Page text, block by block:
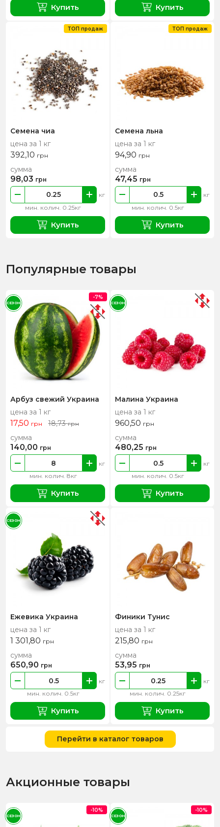
Купить Купить
Семена чиа
цена за 1 кг
392,10 грн
мин. колич. 0.25кг
кг
сумма
98,03 грн
Купить
ТОП продаж
Семена льна
цена за 1 кг
94,90 грн
мин. колич. 0.5кг
кг
сумма
47,45 грн
Купить
ТОП продаж
Популярные товары
Арбуз свежий Украина
цена за 1 кг
17,50 грн 18,73грн
мин. колич. 8кг
кг
сумма
140,00 грн
Купить
-7%
СЕЗОН
Малина Украина
цена за 1 кг
960,50 грн
мин. колич. 0.5кг
кг
сумма
480,25 грн
Купить
СЕЗОН
Ежевика Украина
цена за 1 кг
1 301,80 грн
мин. колич. 0.5кг
кг
сумма
650,90 грн
Купить
СЕЗОН
Финики Тунис
цена за 1 кг
215,80 грн
мин. колич. 0.25кг
кг
сумма
53,95 грн
Купить
Перейти в каталог товаров
Акционные товары
-10%
СЕЗОН
-10%
СЕЗОН